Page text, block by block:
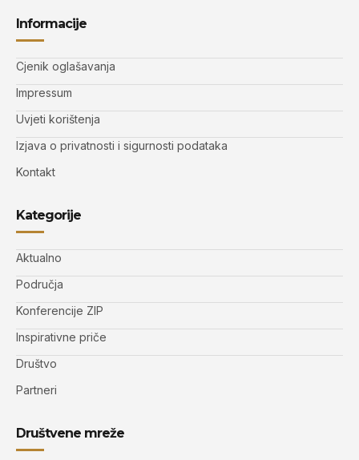
Informacije
Cjenik oglašavanja
Impressum
Uvjeti korištenja
Izjava o privatnosti i sigurnosti podataka
Kontakt
Kategorije
Aktualno
Područja
Konferencije ZIP
Inspirativne priče
Društvo
Partneri
Društvene mreže